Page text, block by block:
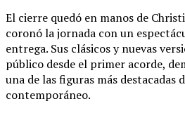
El cierre quedó en manos de
coronó la jornada con un
entrega. Sus clásicos y nuevas
público desde el primer acorde,
una de las figuras más destacadas
contemporáneo.